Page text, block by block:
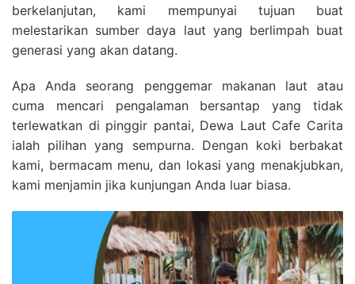
berkelanjutan, kami mempunyai tujuan buat
melestarikan sumber daya laut yang berlimpah buat
generasi yang akan datang.
Apa Anda seorang penggemar makanan laut atau
cuma mencari pengalaman bersantap yang tidak
terlewatkan di pinggir pantai, Dewa Laut Cafe Carita
ialah pilihan yang sempurna. Dengan koki berbakat
kami, bermacam menu, dan lokasi yang menakjubkan,
kami menjamin jika kunjungan Anda luar biasa.